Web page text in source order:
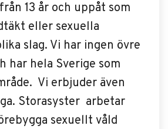
13 år och uppåt som
eller sexuella
slag. Vi har ingen övre
har hela Sverige som
Vi erbjuder även
Storasyster arbetar
sexuellt våld